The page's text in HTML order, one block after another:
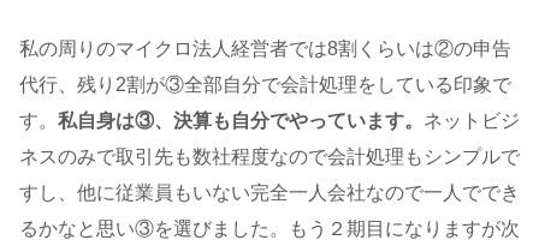
私の周りのマイクロ法人経営者では8割くらいは②の申告
代行、残り2割が③全部自分で会計処理をしている印象で
す。 私自身は③、決算も自分でやっています。 ネットビジ
ネスのみで取引先も数社程度なので会計処理もシンプルで
すし、他に従業員もいない完全一人会社なので一人ででき
るかなと思い③を選びました。もう２期目になりますが次